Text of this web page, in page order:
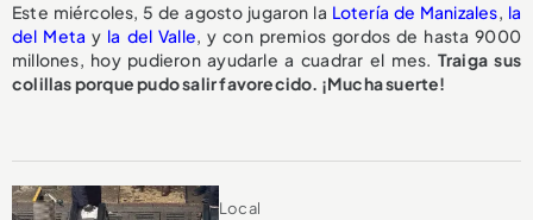
Este miércoles, 5 de agosto jugaron la Lotería de Manizales, la
del Meta y la del Valle, y con premios gordos de hasta 9000
millones, hoy pudieron ayudarle a cuadrar el mes. Traiga sus
colillas porque pudo salir favorecido. ¡Mucha suerte!
Local